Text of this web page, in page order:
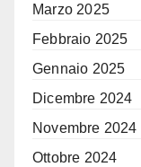
Marzo 2025
Febbraio 2025
Gennaio 2025
Dicembre 2024
Novembre 2024
Ottobre 2024